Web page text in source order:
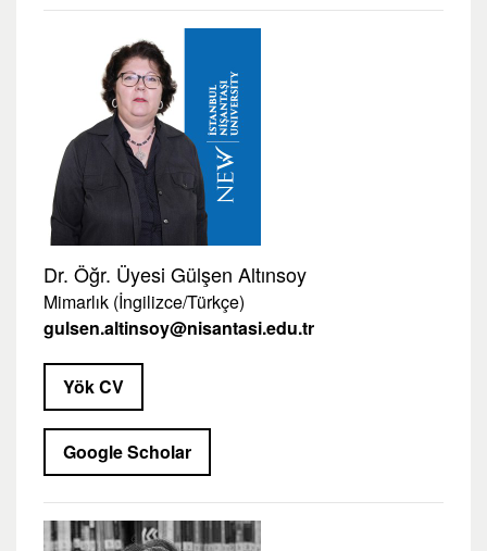
Dr. Öğr. Üyesi Gülşen Altınsoy
Mimarlık (İngilizce/Türkçe)
gulsen.altinsoy@nisantasi.edu.tr
Yök CV
Google Scholar